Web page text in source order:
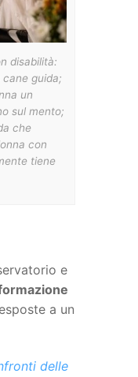
disabilità:
guida;
un
sul mento;
che
con
tiene
e
a un
delle